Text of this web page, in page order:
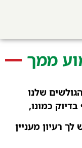
ממך
שלנו
כמונו,
רעיון מעניין